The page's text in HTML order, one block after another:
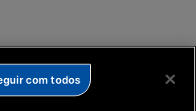
com todos